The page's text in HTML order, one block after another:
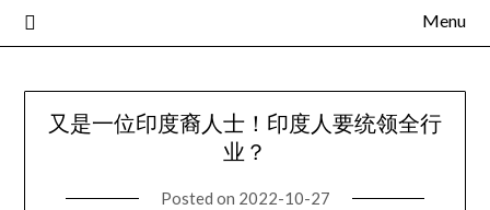
Menu
又是一位印度裔人士！印度人要统领全行
业？
Posted on 2022-10-27